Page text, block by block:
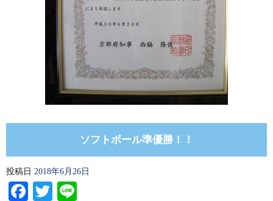
ソフトボール準優勝！！
投稿日 2018年6月26日
Facebook
Twitter